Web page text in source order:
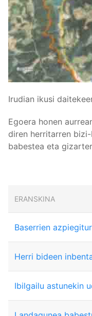
Irudian ikusi
Egoera honen
diren herritarren
babestea eta
ERANSKINA
Baserrien
Herri bideen
Ibilgailu astunekin